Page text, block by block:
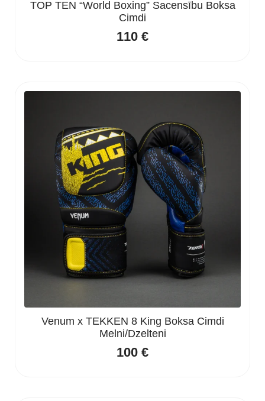
TOP TEN “World Boxing” Sacensību Boksa
Cimdi
110 €
Venum x TEKKEN 8 King Boksa Cimdi
Melni/Dzelteni
100 €